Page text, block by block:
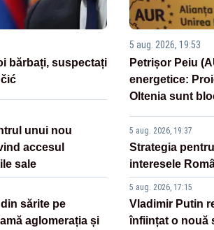
bărbați, suspectați
unui nou
accesul
sale
sărite pe
aglomerația și
5 aug. 2026, 19:53
Petrișor Peiu
energetice:
Oltenia sunt
5 aug. 2026, 19:37
Strategia
interesele
5 aug. 2026, 17:15
Vladimir Putin
înființat o nouă